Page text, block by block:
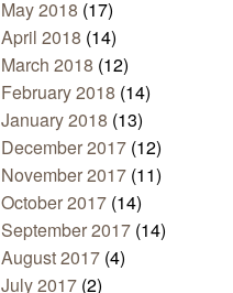
May 2018 (17)
April 2018 (14)
March 2018 (12)
February 2018 (14)
January 2018 (13)
December 2017 (12)
November 2017 (11)
October 2017 (14)
September 2017 (14)
August 2017 (4)
July 2017 (2)